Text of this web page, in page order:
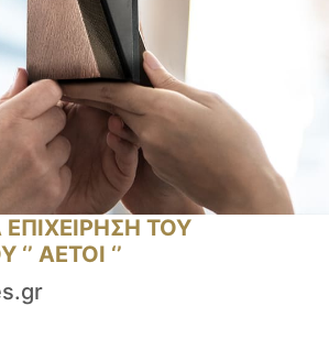
ΕΠΙΧΕΙΡΗΣΗ ΤΟΥ
ΑΕΤΟΙ ‘’